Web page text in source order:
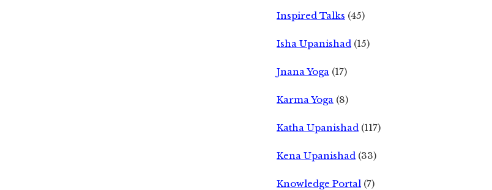
Inspired Talks (45)
Isha Upanishad (15)
Jnana Yoga (17)
Karma Yoga (8)
Katha Upanishad (117)
Kena Upanishad (33)
Knowledge Portal (7)